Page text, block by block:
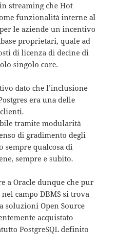
streaming che Hot
funzionalità interne al
le aziende un incentivo
proprietari, quale ad
di licenza di decine di
singolo core.
dato che l’inclusione
era una delle
tramite modularità
di gradimento degli
qualcosa di
sempre e subito.
a Oracle dunque che pur
campo DBMS si trova
soluzioni Open Source
acquistato
PostgreSQL definito